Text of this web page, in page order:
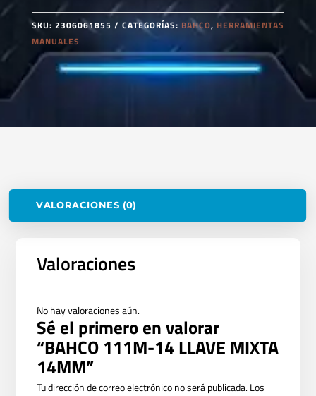
CANTIDAD
SKU: 2306061855 CATEGORÍAS: BAHCO, HERRAMIENTAS
MANUALES
VALORACIONES (0)
Valoraciones
No hay valoraciones aún.
Sé el primero en valorar
“BAHCO 111M-14 LLAVE MIXTA
14MM”
Tu dirección de correo electrónico no será publicada.Los